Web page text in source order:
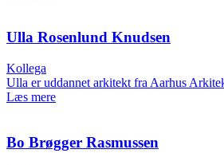
Ulla Rosenlund Knudsen
Kollega
Ulla er uddannet arkitekt fra Aarhus
Læs mere
Bo Brøgger Rasmussen